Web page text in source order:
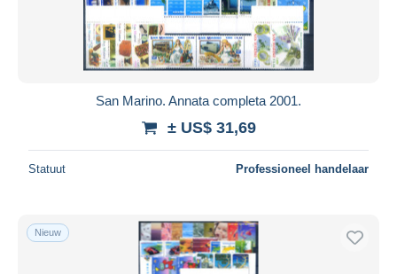
San Marino. Annata completa 2001.
± US$ 31,69
Statuut Professioneel handelaar
Nieuw